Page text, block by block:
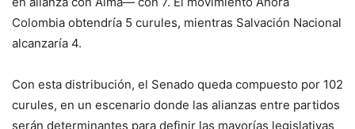
Colombia obtendría 5 curules, mientras Salvación Nacional
alcanzaría 4.
Con esta distribución, el Senado queda compuesto por 102
curules, en un escenario donde las alianzas entre partidos
serán determinantes para definir las mayorías legislativas